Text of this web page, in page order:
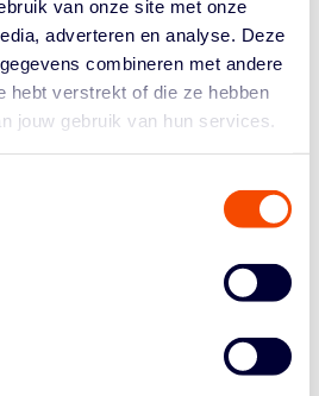
van onze site met onze
adverteren en analyse. Deze
combineren met andere
hebt verstrekt of die ze hebben
jouw gebruik van hun services.
is bepaald door een loting
op het bondsbureau heeft
toeziend oog van
Donar en Heroes Den Bosch.
de kaartverkoop wordt